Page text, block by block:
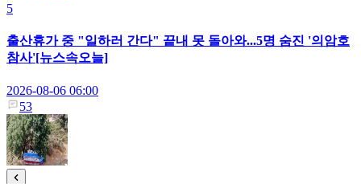
5
출산휴가 중 "일하러 간다" 끝내 못 돌아와...5명 숨진 '의암호
참사'[뉴스속오늘]
2026-08-06 06:00
53